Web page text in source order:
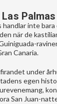
handlar inte
när de
Canaria.
firandet under
egen
San Juan-